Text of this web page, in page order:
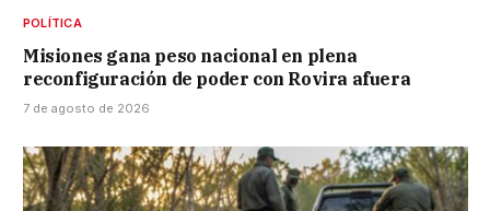
POLÍTICA
Misiones gana peso nacional en plena
reconfiguración de poder con Rovira afuera
7 de agosto de 2026